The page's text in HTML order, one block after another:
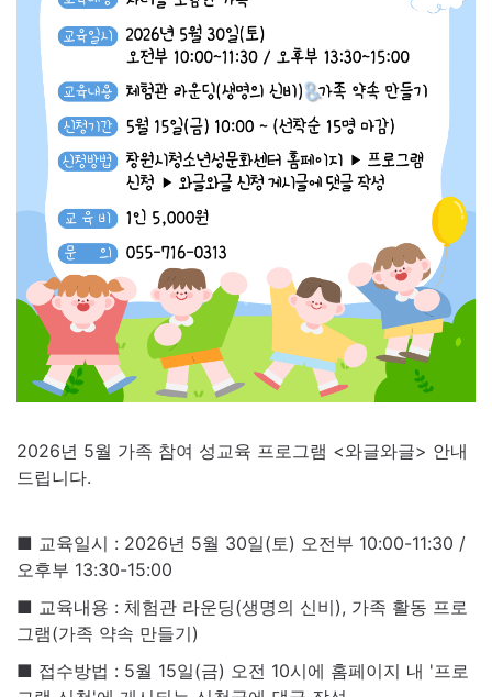
2026년 5월 가족 참여 성교육 프로그램 <와글와글> 안내
드립니다.
■ 교육일시 : 2026년 5월 30일(토) 오전부 10:00-11:30 /
오후부 13:30-15:00
■ 교육내용 : 체험관 라운딩(생명의 신비), 가족 활동 프로
그램(가족 약속 만들기)
■ 접수방법 : 5월 15일(금) 오전 10시에 홈페이지 내 '프로